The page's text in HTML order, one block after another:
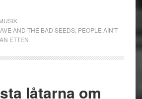
AND THE BAD SEEDS, PEOPLE AIN'T
ETTEN
låtarna om